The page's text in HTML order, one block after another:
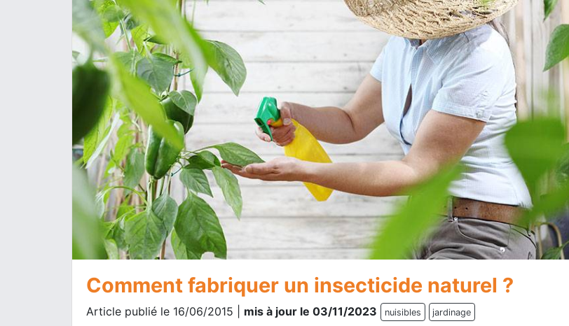
Comment fabriquer un insecticide naturel ?
Article publié le 16/06/2015 | mis à jour le 03/11/2023 nuisibles jardinage